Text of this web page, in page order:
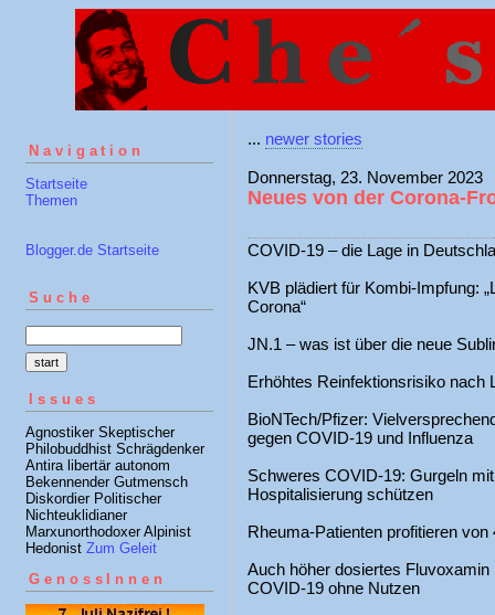
Navigation
Startseite
Themen
Blogger.de Startseite
Suche
Issues
Agnostiker Skeptischer
Philobuddhist Schrägdenker
Antira libertär autonom
Bekennender Gutmensch
Diskordier Politischer
Nichteuklidianer
Marxunorthodoxer Alpinist
Hedonist Zum Geleit
GenossInnen
... newer stories
Donnerstag, 23. November 2023
Neues von der Corona-
COVID-19 – die Lage in
KVB plädiert für Kombi-Impfung:
Corona“
JN.1 – was ist über die neue
Erhöhtes Reinfektionsrisiko nach
BioNTech/Pfizer:
gegen COVID-19 und Influenza
Schweres COVID-19: Gurgeln
Hospitalisierung schützen
Rheuma-Patienten profitieren
Auch höher dosiertes
COVID-19 ohne Nutzen